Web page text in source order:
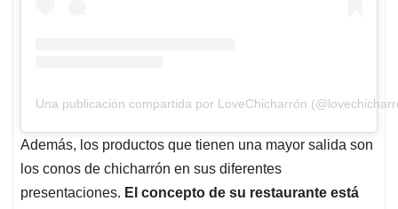
Una publicación compartida por LoveChicharrón
Además, los productos que tienen una mayor salida son
los conos de chicharrón en sus diferentes
presentaciones. El concepto de su restaurante está